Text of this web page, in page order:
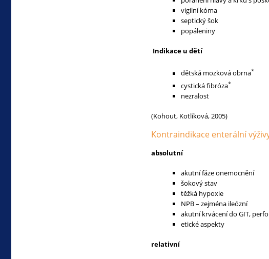
vigilní kóma
septický šok
popáleniny
Indikace u dětí
dětská mozková obrna*
cystická fibróza*
nezralost
(Kohout, Kotlíková, 2005)
Kontraindikace enterální
absolutní
akutní fáze onemocnění
šokový stav
těžká hypoxie
NPB – zejména ileózní
akutní krvácení do GIT,
etické aspekty
relativní